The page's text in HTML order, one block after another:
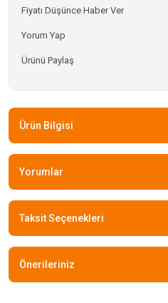
Fiyatı Düşünce Haber Ver
Yorum Yap
Ürünü Paylaş
Ürün Bilgisi
Yorumlar
Taksit Seçenekleri
Önerileriniz